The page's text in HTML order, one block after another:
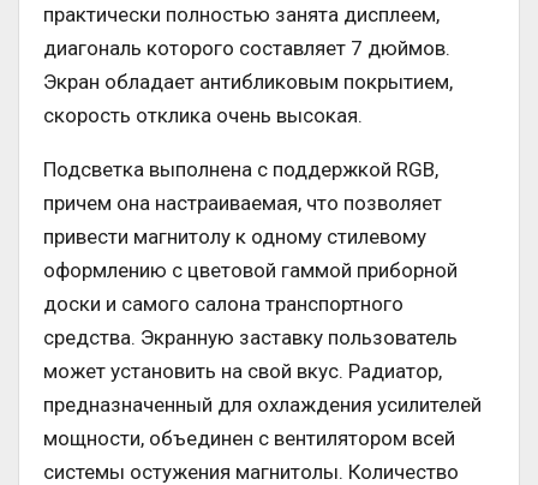
практически полностью занята дисплеем,
диагональ которого составляет 7 дюймов.
Экран обладает антибликовым покрытием,
скорость отклика очень высокая.
Подсветка выполнена с поддержкой RGB,
причем она настраиваемая, что позволяет
привести магнитолу к одному стилевому
оформлению с цветовой гаммой приборной
доски и самого салона транспортного
средства. Экранную заставку пользователь
может установить на свой вкус. Радиатор,
предназначенный для охлаждения усилителей
мощности, объединен с вентилятором всей
системы остужения магнитолы. Количество